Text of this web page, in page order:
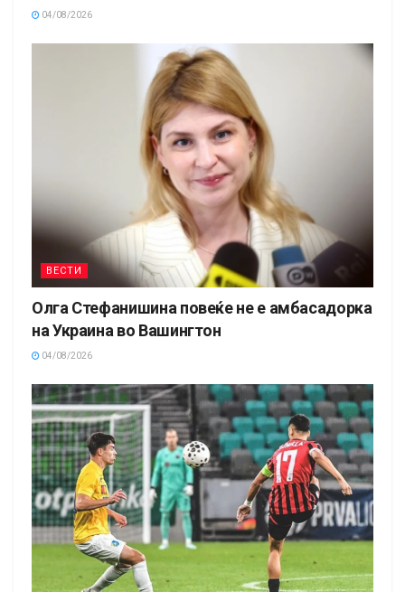
04/08/2026
ВЕСТИ
Олга Стефанишина повеќе не е амбасадорка
на Украина во Вашингтон
04/08/2026